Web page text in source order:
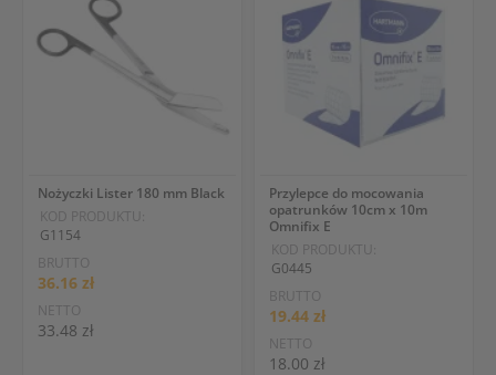
Nożyczki Lister 180 mm Black
KOD PRODUKTU:
G1154
BRUTTO
36.16 zł
NETTO
33.48 zł
Przylepce do mocowania
opatrunków 10cm x 10m
Omnifix E
KOD PRODUKTU:
G0445
BRUTTO
19.44 zł
NETTO
18.00 zł